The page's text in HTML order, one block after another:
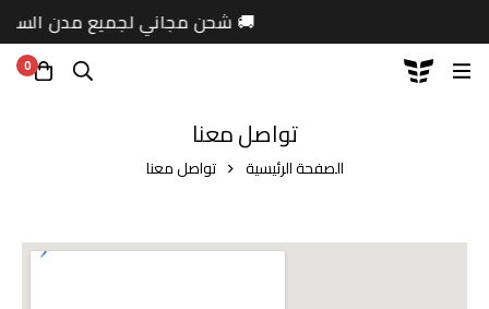
🚚 شحن مجاني لجميع مدن
0
تواصل معنا
الصفحة الرئيسية تواصل معنا